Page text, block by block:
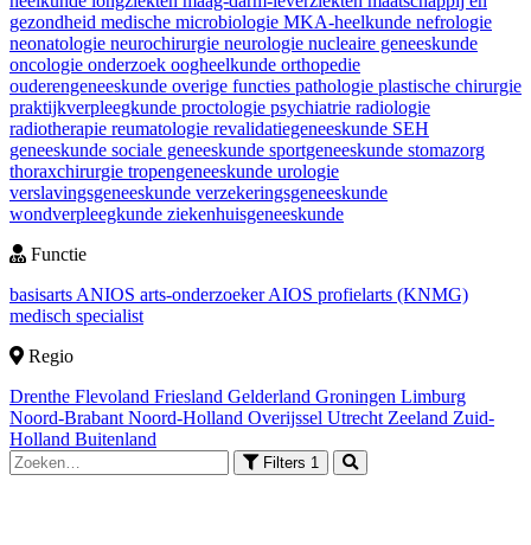
gezondheid medische microbiologie MKA-heelkunde nefrologie
neonatologie neurochirurgie neurologie nucleaire geneeskunde
oncologie onderzoek oogheelkunde orthopedie
ouderengeneeskunde overige functies pathologie plastische chirurgie
praktijkverpleegkunde proctologie psychiatrie radiologie
radiotherapie reumatologie revalidatiegeneeskunde SEH
geneeskunde sociale geneeskunde sportgeneeskunde stomazorg
thoraxchirurgie tropengeneeskunde urologie
verslavingsgeneeskunde verzekeringsgeneeskunde
wondverpleegkunde ziekenhuisgeneeskunde
Functie
basisarts ANIOS arts-onderzoekerAIOS profielarts (KNMG)
medisch specialist
Regio
Drenthe Flevoland Friesland Gelderland Groningen Limburg
Noord-Brabant Noord-Holland Overijssel Utrecht Zeeland Zuid-
Holland Buitenland
Filters 1